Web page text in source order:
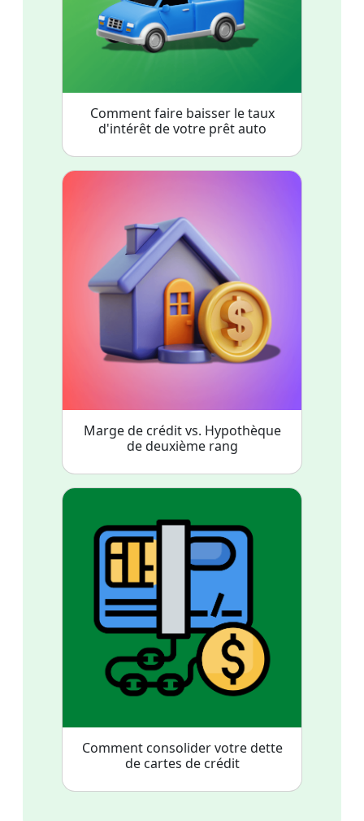
Comment faire baisser le taux
d'intérêt de votre prêt auto
Marge de crédit vs. Hypothèque
de deuxième rang
Comment consolider votre dette
de cartes de crédit